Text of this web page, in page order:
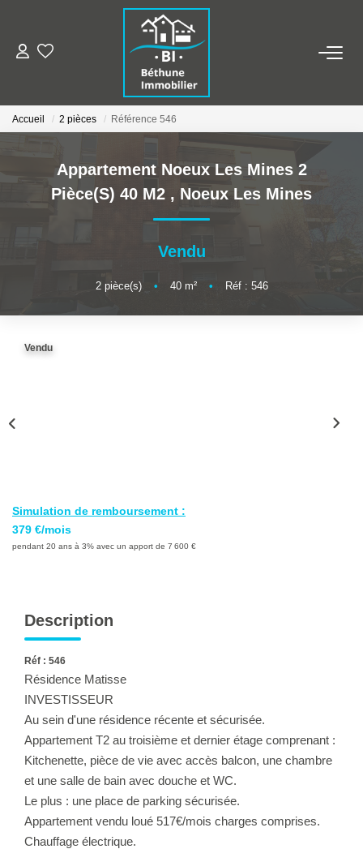
ALERTE MAILS
ESTIMER VOTRE BIEN
NOS AGENCES
Qui Sommes Nous
Nos Contacts
Ventes-Locations
Gestion Locative
Accueil 2 pièces Référence 546
Appartement Noeux Les Mines 2
Pièce(s) 40 M2 , Noeux Les Mines
Vendu
2pièce(s) • 40m² • Réf : 546
Vendu
Simulation de remboursement :
379 €/mois
pendant 20 ans à 3% avec un apport de 7 600 €
Description
Réf : 546
Résidence Matisse
INVESTISSEUR
Au sein d'une résidence récente et sécurisée.
Appartement T2 au troisième et dernier étage comprenant :
Kitchenette, pièce de vie avec accès balcon, une chambre
et une salle de bain avec douche et WC.
Le plus : une place de parking sécurisée.
Appartement vendu loué 517€/mois charges comprises.
Chauffage électrique.